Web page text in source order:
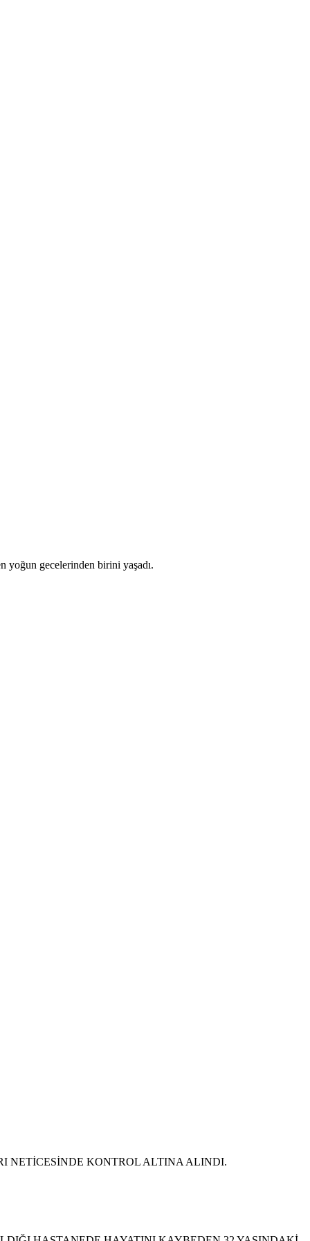
yoğun gecelerinden birini yaşadı.